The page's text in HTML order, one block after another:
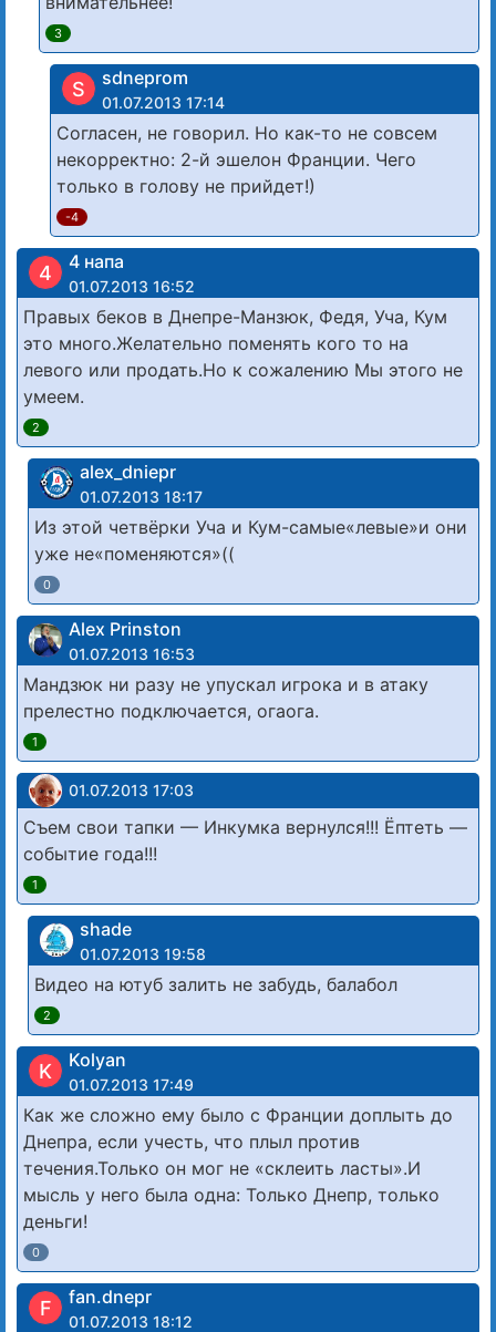
3
S sdneprom
01.07.2013 17:14
Согласен, не говорил. Но как-то не совсем
некорректно: 2-й эшелон Франции. Чего
только в голову не прийдет!)
-4
4 4 напа
01.07.2013 16:52
Правых беков в Днепре-Манзюк, Федя, Уча, Кум
это много.Желательно поменять кого то на
левого или продать.Но к сожалению Мы этого не
умеем.
2
alex_dniepr
01.07.2013 18:17
Из этой четвёрки Уча и Кум-самые«левые»и они
уже не«поменяются»((
0
Alex Prinston
01.07.2013 16:53
Мандзюк ни разу не упускал игрока и в атаку
прелестно подключается, огаога.
1
01.07.2013 17:03
Съем свои тапки — Инкумка вернулся!!! Ёптеть —
событие года!!!
1
shade
01.07.2013 19:58
Видео на ютуб залить не забудь, балабол
2
K Kolyan
01.07.2013 17:49
Как же сложно ему было с Франции доплыть до
Днепра, если учесть, что плыл против
течения.Только он мог не «склеить ласты».И
мысль у него была одна: Только Днепр, только
деньги!
0
F fan.dnepr
01.07.2013 18:12